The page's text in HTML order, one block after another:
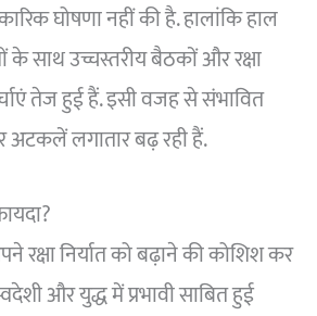
घोषणा नहीं की है. हालांकि हाल
के साथ उच्चस्तरीय बैठकों और रक्षा
तेज हुई हैं. इसी वजह से संभावित
अटकलें लगातार बढ़ रही हैं.
निर्यात को बढ़ाने की कोशिश कर
और युद्ध में प्रभावी साबित हुई